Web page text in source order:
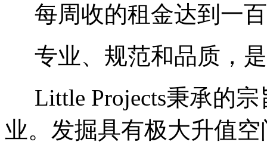
每周收的租金达到一
专业、规范和品质，是
Little Projects秉承的
业。发掘具有极大升值